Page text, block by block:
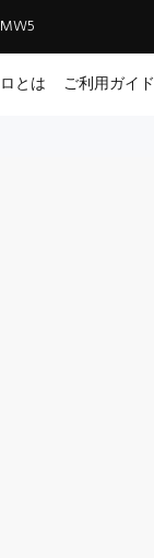
とは ご利用ガイド